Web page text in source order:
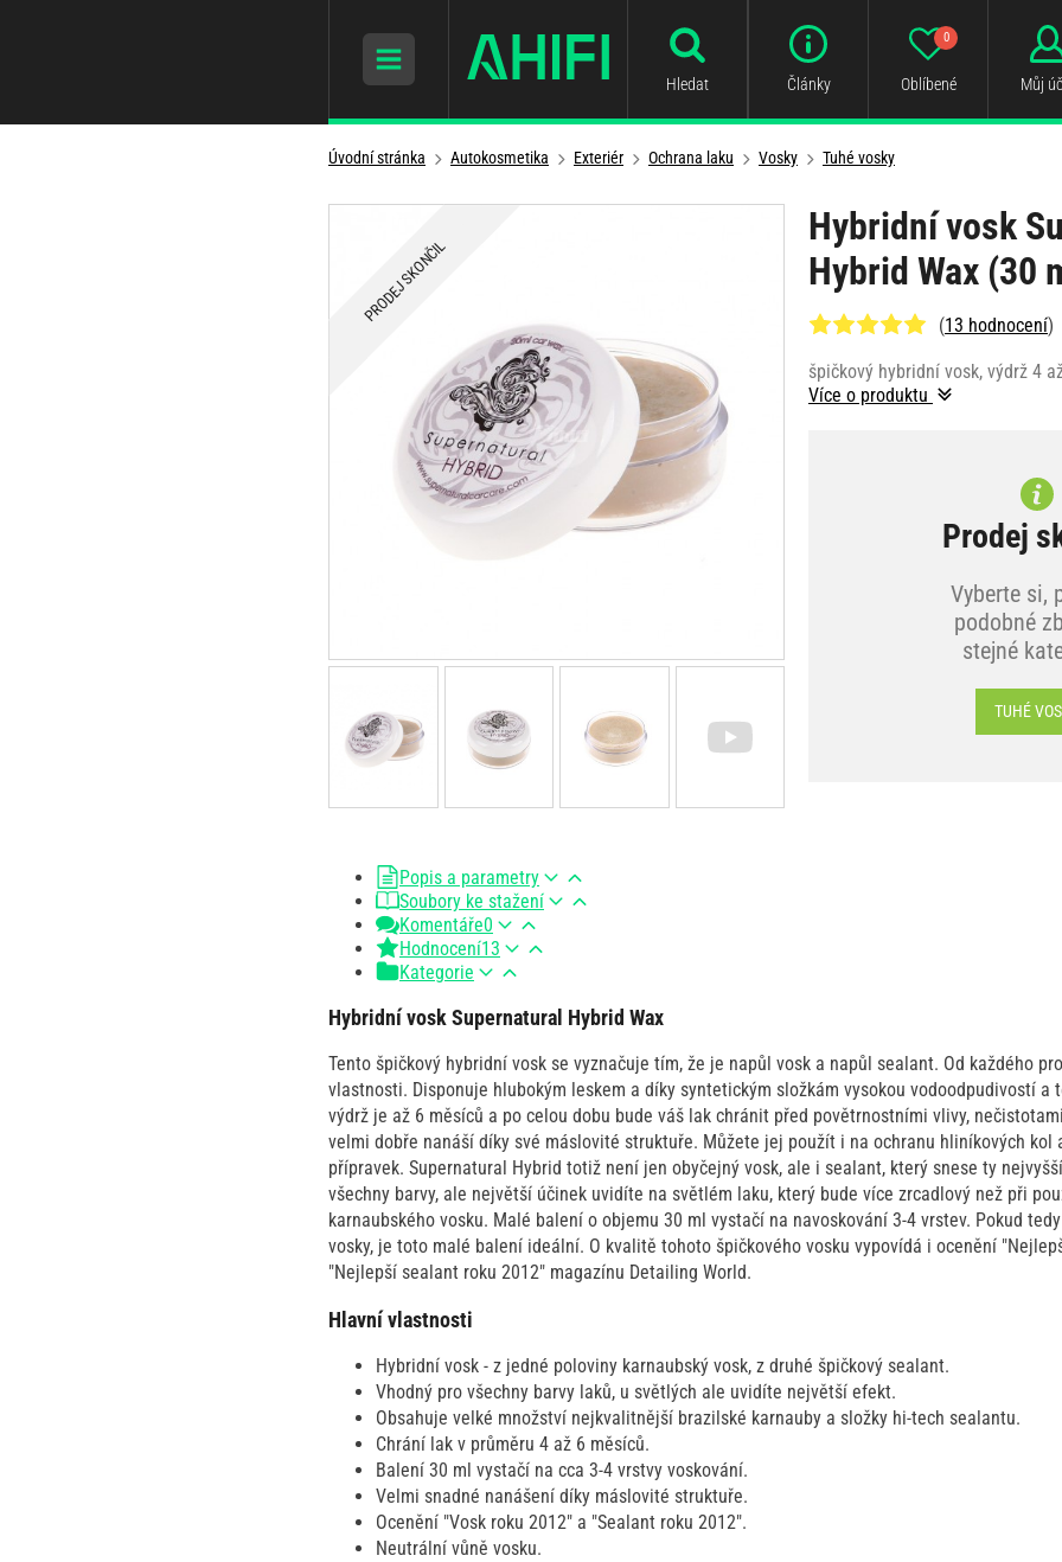
Hledat Články Oblíbené
0
Můj
Úvodní stránka Autokosmetika Exteriér Ochrana laku Vosky Tuhé vosky
Hybridní vosk
Hybrid Wax (30
(13 hodnocení)
špičkový hybridní vosk, výdrž 4
Více o produktu
Prodej
Vyberte si,
podobné
stejné
TUHÉ
PRODEJ SKONČIL
Popis a parametry
Soubory ke stažení
Komentáře0
Hodnocení13
Kategorie
Hybridní vosk Supernatural Hybrid Wax
Tento špičkový hybridní vosk se vyznačuje tím, že je napůl vosk a napůl sealant. Od každého
vlastnosti. Disponuje hlubokým leskem a díky syntetickým složkám vysokou vodoodpudivostí a
výdrž je až 6 měsíců a po celou dobu bude váš lak chránit před povětrnostními vlivy,
velmi dobře nanáší díky své máslovité struktuře. Můžete jej použít i na ochranu hliníkových kol
přípravek. Supernatural Hybrid totiž není jen obyčejný vosk, ale i sealant, který snese ty
všechny barvy, ale největší účinek uvidíte na světlém laku, který bude více zrcadlový než při
karnaubského vosku. Malé balení o objemu 30 ml vystačí na navoskování 3-4 vrstev. Pokud
vosky, je toto malé balení ideální. O kvalitě tohoto špičkového vosku vypovídá i ocenění
"Nejlepší sealant roku 2012" magazínu Detailing World.
Hlavní vlastnosti
Hybridní vosk - z jedné poloviny karnaubský vosk, z druhé špičkový sealant.
Vhodný pro všechny barvy laků, u světlých ale uvidíte největší efekt.
Obsahuje velké množství nejkvalitnější brazilské karnauby a složky hi-tech sealantu.
Chrání lak v průměru 4 až 6 měsíců.
Balení 30 ml vystačí na cca 3-4 vrstvy voskování.
Velmi snadné nanášení díky máslovité struktuře.
Ocenění "Vosk roku 2012" a "Sealant roku 2012".
Neutrální vůně vosku.